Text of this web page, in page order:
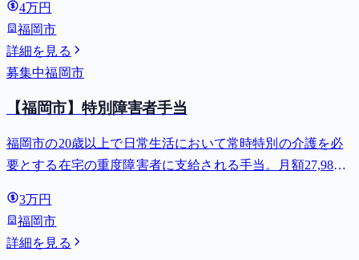
4万円
福岡市
詳細を見る
募集中福岡市
【福岡市】特別障害者手当
福岡市の20歳以上で日常生活において常時特別の介護を必
要とする在宅の重度障害者に支給される手当。月額27,980
3万円
福岡市
詳細を見る